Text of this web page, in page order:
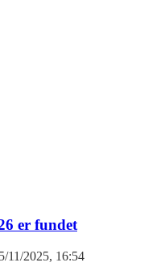
er fundet
11/2025, 16:54